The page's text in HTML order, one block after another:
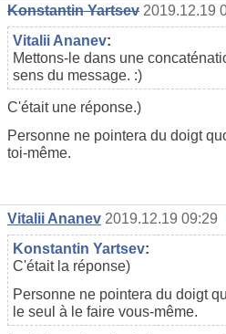
Konstantin Yartsev 2019.12.19
Vitalii Ananev:
Mettons-le dans une
sens du message. :)
C'était une réponse.)
Personne ne pointera du doigt
toi-même.
Vitalii Ananev 2019.12.19 09:29
Konstantin Yartsev:
C'était la réponse)
Personne ne pointera du doigt
le seul à le faire vous-même.